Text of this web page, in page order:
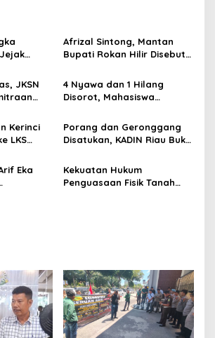
Afrizal Sintong, Mantan
Bupati Rokan Hilir Disebut
Diterima Kejati, GMPR
Desak Usut Dividen Rp331,7
JKSN
4 Nyawa dan 1 Hilang
Disorot, Mahasiswa
Pelindo
Kerinci
LKS
Porang dan Geronggang
Disatukan, KADIN Riau Buka
Bengkalis
Eka
Kekuatan Hukum
Penguasaan Fisik Tanah